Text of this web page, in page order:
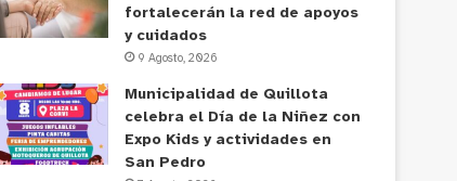
fortalecerán la red de apoyos
y cuidados
9 Agosto, 2026
Municipalidad de Quillota
celebra el Día de la Niñez con
Expo Kids y actividades en
San Pedro